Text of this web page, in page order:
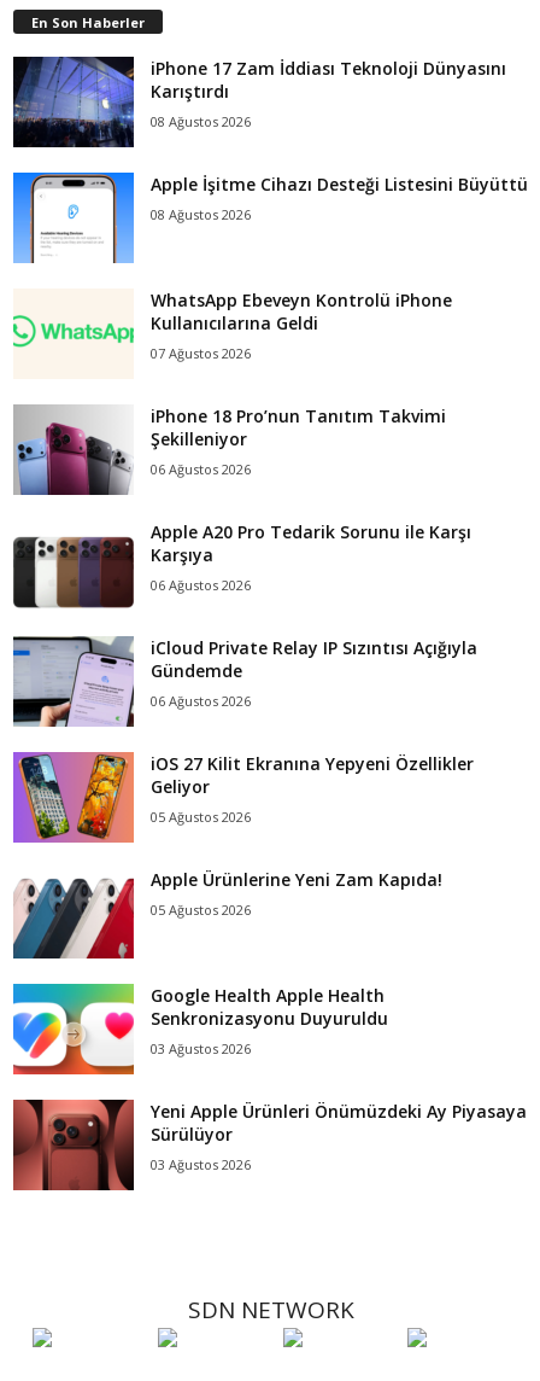
En Son Haberler
iPhone 17 Zam İddiası Teknoloji Dünyasını
Karıştırdı
08 Ağustos 2026
Apple İşitme Cihazı Desteği Listesini Büyüttü
08 Ağustos 2026
WhatsApp Ebeveyn Kontrolü iPhone
Kullanıcılarına Geldi
07 Ağustos 2026
iPhone 18 Pro’nun Tanıtım Takvimi
Şekilleniyor
06 Ağustos 2026
Apple A20 Pro Tedarik Sorunu ile Karşı
Karşıya
06 Ağustos 2026
iCloud Private Relay IP Sızıntısı Açığıyla
Gündemde
06 Ağustos 2026
iOS 27 Kilit Ekranına Yepyeni Özellikler
Geliyor
05 Ağustos 2026
Apple Ürünlerine Yeni Zam Kapıda!
05 Ağustos 2026
Google Health Apple Health
Senkronizasyonu Duyuruldu
03 Ağustos 2026
Yeni Apple Ürünleri Önümüzdeki Ay Piyasaya
Sürülüyor
03 Ağustos 2026
SDN NETWORK